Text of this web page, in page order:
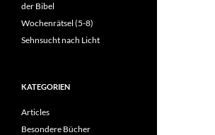
der Bibel
Wochenrätsel (5-8)
Sehnsucht nach Licht
KATEGORIEN
Articles
Besondere Bücher